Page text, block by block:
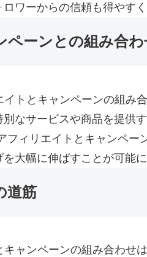
ワーからの信頼も得やすく
ペーンとの組み合わ
トとキャンペーンの組み
なサービスや商品を提供
フィリエイトとキャンペ
大幅に伸ばすことが可能に
道筋
ャンペーンの組み合わせ